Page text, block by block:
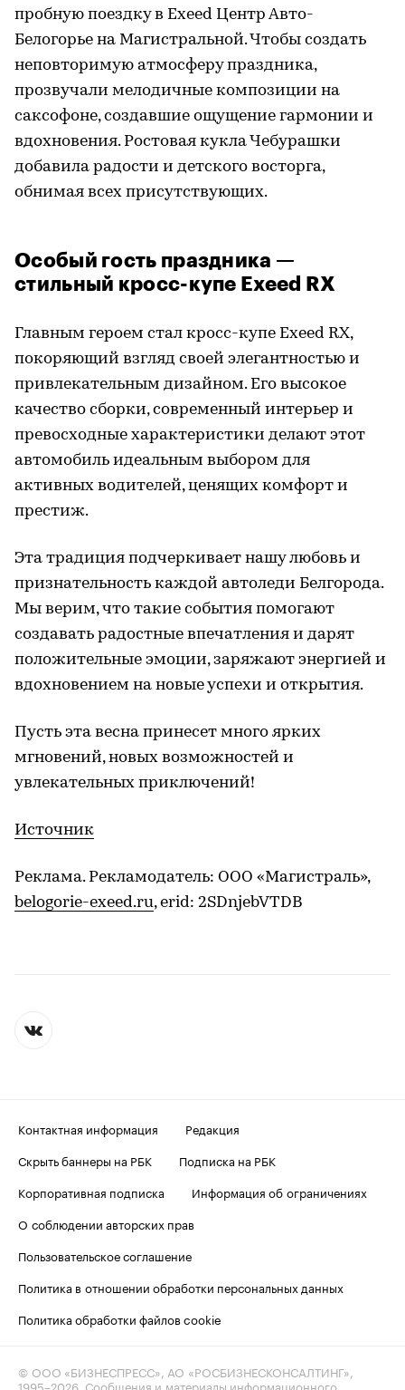
пробную поездку в Exeed Центр Авто-
Белогорье на Магистральной. Чтобы создать
неповторимую атмосферу праздника,
прозвучали мелодичные композиции на
саксофоне, создавшие ощущение гармонии и
вдохновения. Ростовая кукла Чебурашки
добавила радости и детского восторга,
обнимая всех присутствующих.
Особый гость праздника —
стильный кросс-купе Exeed RX
Главным героем стал кросс-купе Exeed RX,
покоряющий взгляд своей элегантностью и
привлекательным дизайном. Его высокое
качество сборки, современный интерьер и
превосходные характеристики делают этот
автомобиль идеальным выбором для
активных водителей, ценящих комфорт и
престиж.
Эта традиция подчеркивает нашу любовь и
признательность каждой автоледи Белгорода.
Мы верим, что такие события помогают
создавать радостные впечатления и дарят
положительные эмоции, заряжают энергией и
вдохновением на новые успехи и открытия.
Пусть эта весна принесет много ярких
мгновений, новых возможностей и
увлекательных приключений!
Источник
Реклама. Рекламодатель: ООО «Магистраль»,
belogorie-exeed.ru, erid: 2SDnjebVTDB
Контактная информация
Редакция
Скрыть баннеры на РБК
Подписка на РБК
Корпоративная подписка
Информация об ограничениях
О соблюдении авторских прав
Пользовательское соглашение
Политика в отношении обработки персональных данных
Политика обработки файлов cookie
© ООО «БИЗНЕСПРЕСС», АО «РОСБИЗНЕСКОНСАЛТИНГ»,
1995–2026 . Сообщения и материалы информационного